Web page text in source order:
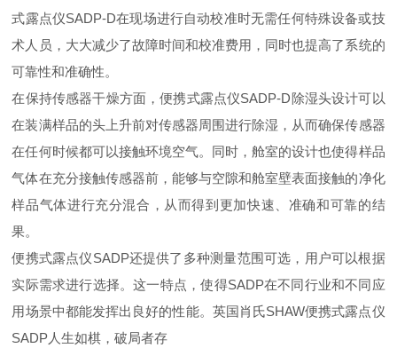
式露点仪SADP-D在现场进行自动校准时无需任何特殊设备或技
术人员，大大减少了故障时间和校准费用，同时也提高了系统的
可靠性和准确性。
在保持传感器干燥方面，便携式露点仪SADP-D除湿头设计可以
在装满样品的头上升前对传感器周围进行除湿，从而确保传感器
在任何时候都可以接触环境空气。同时，舱室的设计也使得样品
气体在充分接触传感器前，能够与空隙和舱室壁表面接触的净化
样品气体进行充分混合，从而得到更加快速、准确和可靠的结
果。
便携式露点仪SADP还提供了多种测量范围可选，用户可以根据
实际需求进行选择。这一特点，使得SADP在不同行业和不同应
用场景中都能发挥出良好的性能。 英国肖氏SHAW便携式露点仪
SADP人生如棋，破局者存